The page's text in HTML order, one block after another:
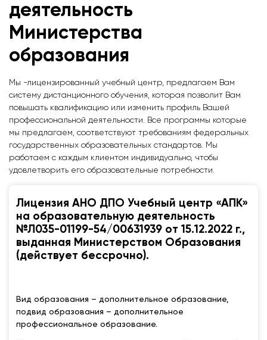
деятельность
Министерства
образования
Мы -лицензированный учебный центр, предлагаем Вам
систему дистанционного обучения, которая позволит Вам
повышать квалификацию или изменить профиль Вашей
профессиональной деятельности. Все программы которые
мы предлагаем, соответствуют требованиям федеральных
государственных образовательных стандартов. Мы
работаем с каждым клиентом индивидуально, чтобы
удовлетворить его образовательные потребности.
Лицензия АНО ДПО Учебный центр «АПК»
на образовательную деятельность
№Л035-01199-54/00631939 от 15.12.2022 г.,
выданная Министерством Образования
(действует бессрочно).
Вид образования – дополнительное образование,
подвид образования – дополнительное
профессиональное образование.